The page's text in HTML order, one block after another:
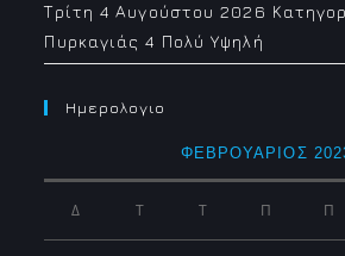
Τρίτη 4 Αυγούστου 2026
Πυρκαγιάς 4 Πολύ Υψηλή
Ημερολογιο
ΦΕΒΡΟΥΆΡΙΟΣ
Δ Τ Τ Π Π